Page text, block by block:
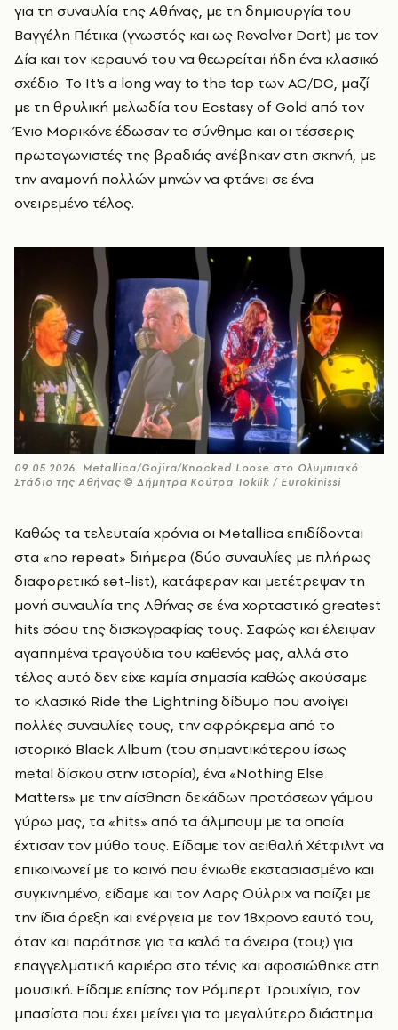
για τη συναυλία της Αθήνας, με τη δημιουργία του
Βαγγέλη Πέτικα (γνωστός και ως Revolver Dart) με τον
Δία και τον κεραυνό του να θεωρείται ήδη ένα κλασικό
σχέδιο. Το It's a long way to the top των AC/DC, μαζί
με τη θρυλική μελωδία του Ecstasy of Gold από τον
Ένιο Μορικόνε έδωσαν το σύνθημα και οι τέσσερις
πρωταγωνιστές της βραδιάς ανέβηκαν στη σκηνή, με
την αναμονή πολλών μηνών να φτάνει σε ένα
ονειρεμένο τέλος.
09.05.2026. Metallica/Gojira/Knocked Loose στο Ολυμπιακό
Στάδιο της Αθήνας © Δήμητρα Κούτρα Toklik / Eurokinissi
Καθώς τα τελευταία χρόνια οι Metallica επιδίδονται
στα «no repeat» διήμερα (δύο συναυλίες με πλήρως
διαφορετικό set-list), κατάφεραν και μετέτρεψαν τη
μονή συναυλία της Αθήνας σε ένα χορταστικό greatest
hits σόου της δισκογραφίας τους. Σαφώς και έλειψαν
αγαπημένα τραγούδια του καθενός μας, αλλά στο
τέλος αυτό δεν είχε καμία σημασία καθώς ακούσαμε
το κλασικό Ride the Lightning δίδυμο που ανοίγει
πολλές συναυλίες τους, την αφρόκρεμα από το
ιστορικό Black Album (του σημαντικότερου ίσως
metal δίσκου στην ιστορία), ένα «Nothing Else
Matters» με την αίσθηση δεκάδων προτάσεων γάμου
γύρω μας, τα «hits» από τα άλμπουμ με τα οποία
έχτισαν τον μύθο τους. Είδαμε τον αειθαλή Χέτφιλντ να
επικοινωνεί με το κοινό που ένιωθε εκστασιασμένο και
συγκινημένο, είδαμε και τον Λαρς Ούλριχ να παίζει με
την ίδια όρεξη και ενέργεια με τον 18χρονο εαυτό του,
όταν και παράτησε για τα καλά τα όνειρα (του;) για
επαγγελματική καριέρα στο τένις και αφοσιώθηκε στη
μουσική. Είδαμε επίσης τον Ρόμπερτ Τρουχίγιο, τον
μπασίστα που έχει μείνει για το μεγαλύτερο διάστημα